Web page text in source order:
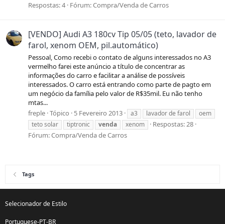
Respostas: 4 Fórum:Compra/Venda de Carros
[VENDO] Audi A3 180cv Tip 05/05 (teto, lavador de
farol, xenom OEM, pil.automático)
Pessoal, Como recebi o contato de alguns interessados no A3
vermelho farei este anúncio a título de concentrar as
informações do carro e facilitar a análise de possíveis
interessados. O carro está entrando como parte de pagto em
um negócio da família pelo valor de R$35mil. Eu não tenho
mtas...
freple Tópico 5 Fevereiro 2013 a3 lavador de farol
oem
teto solar
tiptronic venda xenom
Respostas: 28
Fórum:Compra/Venda de Carros
Tags
Selecionador de Estilo
Portuguese-PT-BR